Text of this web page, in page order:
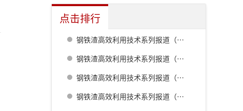
点击排行
钢铁渣高效利用技术系列报道（一） 室兰钢铁厂用钢渣骨料配制重混凝土的研究
钢铁渣高效利用技术系列报道（二） 鹿岛钢铁厂钢铁渣利用技术的开发
钢铁渣高效利用技术系列报道（五） 八幡厂钢铁渣的利用
钢铁渣高效利用技术系列报道（三） 名古屋厂铁水预处理炉渣肥料化的开发